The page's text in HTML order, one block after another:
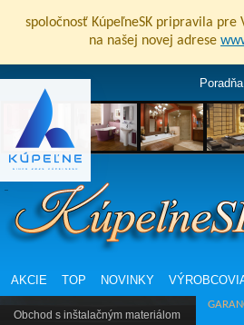
spoločnosť KúpeľneSK pripravila pre
na našej novej adrese
Poradňa
AKCIE TOP NOVINKY
Obchod s inštalačným materiálom